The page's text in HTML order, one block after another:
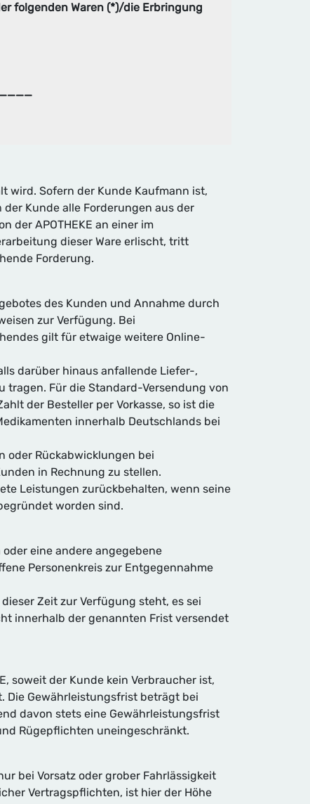
folgenden Waren (*)/die Erbringung
wird. Sofern der Kunde Kaufmann ist,
Kunde alle Forderungen aus der
der APOTHEKE an einer im
dieser Ware erlischt, tritt
Forderung.
des Kunden und Annahme durch
zur Verfügung. Bei
gilt für etwaige weitere Online-
darüber hinaus anfallende Liefer-,
tragen. Für die Standard-Versendung von
der Besteller per Vorkasse, so ist die
innerhalb Deutschlands bei
oder Rückabwicklungen bei
in Rechnung zu stellen.
Leistungen zurückbehalten, wenn seine
worden sind.
eine andere angegebene
Personenkreis zur Entgegennahme
Zeit zur Verfügung steht, es sei
innerhalb der genannten Frist versendet
soweit der Kunde kein Verbraucher ist,
Die Gewährleistungsfrist beträgt bei
davon stets eine Gewährleistungsfrist
Rügepflichten uneingeschränkt.
bei Vorsatz oder grober Fahrlässigkeit
Vertragspflichten, ist hier der Höhe